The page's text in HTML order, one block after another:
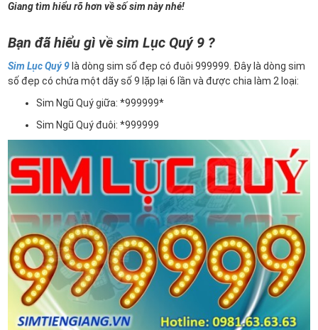
Giang tìm hiểu rõ hơn về số sim này nhé!
Bạn đã hiểu gì về sim Lục Quý 9 ?
Sim Lục Quý 9 là dòng sim số đẹp có đuôi 999999. Đây là dòng sim
số đẹp có chứa một dãy số 9 lặp lại 6 lần và được chia làm 2 loại:
Sim Ngũ Quý giữa: *999999*
Sim Ngũ Quý đuôi: *999999